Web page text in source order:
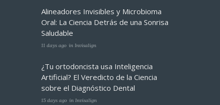
Alineadores Invisibles y Microbioma
Oral: La Ciencia Detrás de una Sonrisa
Saludable
11 days ago in Invisalign
¿Tu ortodoncista usa Inteligencia
Artificial? El Veredicto de la Ciencia
sobre el Diagnóstico Dental
15 days ago in Invisalign